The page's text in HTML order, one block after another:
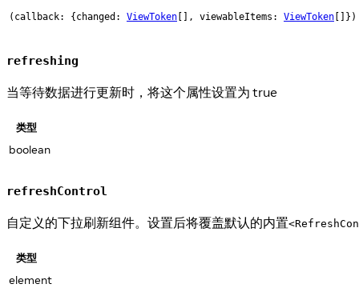
(callback: {changed: ViewToken [], viewableItems: ViewToken []})
refreshing
当等待数据进行更新时，将这个属性设置为 true
类型
boolean
refreshControl
自定义的下拉刷新组件。设置后将覆盖默认的内置
类型
element